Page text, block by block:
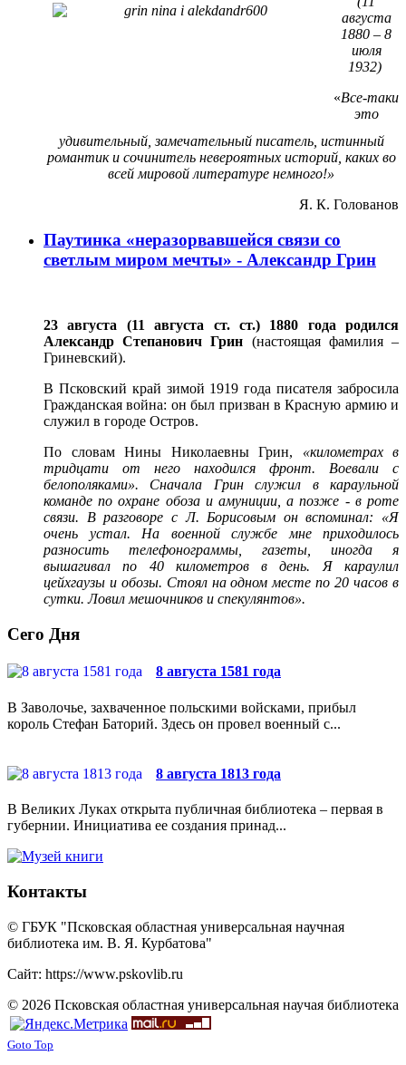
августа
1880 – 8
июля
1932)
«Все-таки
это
удивительный, замечательный писатель, истинный
романтик и сочинитель невероятных историй, каких во
всей мировой литературе немного!»
Я. К. Голованов
Паутинка «неразорвавшейся связи со
светлым миром мечты» - Александр Грин
23 августа (11 августа ст. ст.) 1880 года родился
Александр Степанович Грин (настоящая фамилия –
Гриневский).
В Псковский край зимой 1919 года писателя забросила
Гражданская война: он был призван в Красную армию и
служил в городе Остров.
По словам Нины Николаевны Грин, «километрах в
тридцати от него находился фронт. Воевали с
белополяками». Сначала Грин служил в караульной
команде по охране обоза и амуниции, а позже - в роте
связи. В разговоре с Л. Борисовым он вспоминал: «Я
очень устал. На военной службе мне приходилось
разносить телефонограммы, газеты, иногда я
вышагивал по 40 километров в день. Я караулил
цейхгаузы и обозы. Стоял на одном месте по 20 часов в
сутки. Ловил мешочников и спекулянтов».
Сего Дня
8 августа 1581 года
В Заволочье, захваченное польскими войсками, прибыл
король Стефан Баторий. Здесь он провел военный с...
8 августа 1813 года
В Великих Луках открыта публичная библиотека – первая в
губернии. Инициатива ее создания принад...
Контакты
© ГБУК "Псковская областная универсальная научная
библиотека им. В. Я. Курбатова"
Сайт: https://www.pskovlib.ru
© 2026 Псковская областная универсальная научая библиотека
Goto Top